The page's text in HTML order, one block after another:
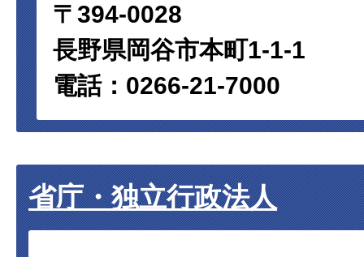
〒394-0028
長野県岡谷市本町1-1-1
電話：0266-21-7000
省庁・独立行政法人